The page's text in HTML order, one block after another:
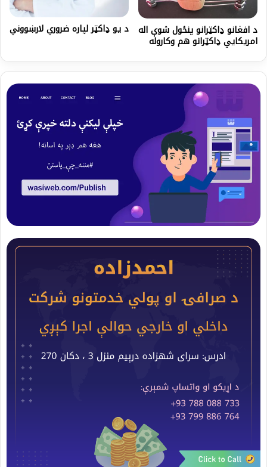
د افغانو ډاکټرانو پنځول شوې اله
امریکايي ډاکټرانو هم وکاروله
د یو ډاکټر لپاره ضروري لارښووني